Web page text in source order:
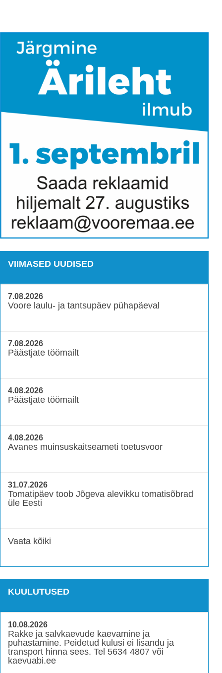
VIIMASED UUDISED
7.08.2026
Voore laulu- ja tantsupäev pühapäeval
7.08.2026
Päästjate töömailt
4.08.2026
Päästjate töömailt
4.08.2026
Avanes muinsuskaitseameti toetusvoor
31.07.2026
Tomatipäev toob Jõgeva alevikku tomatisõbrad
üle Eesti
Vaata kõiki
KUULUTUSED
10.08.2026
Rakke ja salvkaevude kaevamine ja
puhastamine. Peidetud kulusi ei lisandu ja
transport hinna sees. Tel 5634 4807 või
kaevuabi.ee